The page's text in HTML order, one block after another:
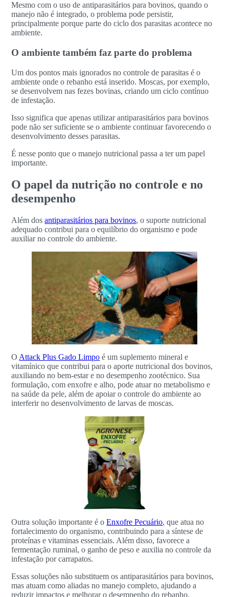
Mesmo com o uso de antiparasitários para bovinos, quando o
manejo não é integrado, o problema pode persistir,
principalmente porque parte do ciclo dos parasitas acontece no
ambiente.
O ambiente também faz parte do problema
Um dos pontos mais ignorados no controle de parasitas é o
ambiente onde o rebanho está inserido. Moscas, por exemplo,
se desenvolvem nas fezes bovinas, criando um ciclo contínuo
de infestação.
Isso significa que apenas utilizar antiparasitários para bovinos
pode não ser suficiente se o ambiente continuar favorecendo o
desenvolvimento desses parasitas.
É nesse ponto que o manejo nutricional passa a ter um papel
importante.
O papel da nutrição no controle e no
desempenho
Além dosantiparasitários para bovinos, o suporte nutricional
adequado contribui para o equilíbrio do organismo e pode
auxiliar no controle do ambiente.
O Attack Plus Gado Limpo é um suplemento mineral e
vitamínico que contribui para o aporte nutricional dos bovinos,
auxiliando no bem-estar e no desempenho zootécnico. Sua
formulação, com enxofre e alho, pode atuar no metabolismo e
na saúde da pele, além de apoiar o controle do ambiente ao
interferir no desenvolvimento de larvas de moscas.
Outra solução importante é oEnxofre Pecuário, que atua no
fortalecimento do organismo, contribuindo para a síntese de
proteínas e vitaminas essenciais. Além disso, favorece a
fermentação ruminal, o ganho de peso e auxilia no controle da
infestação por carrapatos.
Essas soluções não substituem os antiparasitários para bovinos,
mas atuam como aliadas no manejo completo, ajudando a
reduzir impactos e melhorar o desempenho do rebanho.